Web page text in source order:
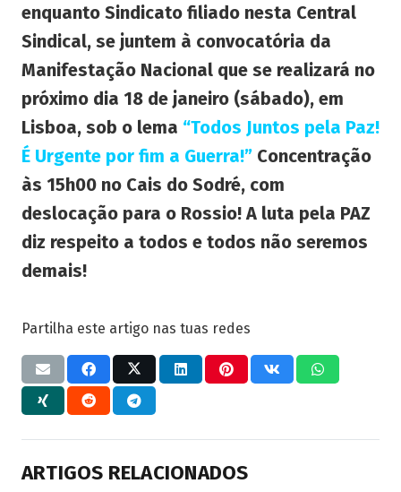
enquanto Sindicato filiado nesta Central
Sindical, se juntem à convocatória da
Manifestação Nacional que se realizará no
próximo dia 18 de janeiro (sábado), em
Lisboa, sob o lema “Todos Juntos pela Paz!
É Urgente por fim a Guerra!” Concentração
às 15h00 no Cais do Sodré, com
deslocação para o Rossio! A luta pela PAZ
diz respeito a todos e todos não seremos
demais!
Partilha este artigo nas tuas redes
ARTIGOS RELACIONADOS